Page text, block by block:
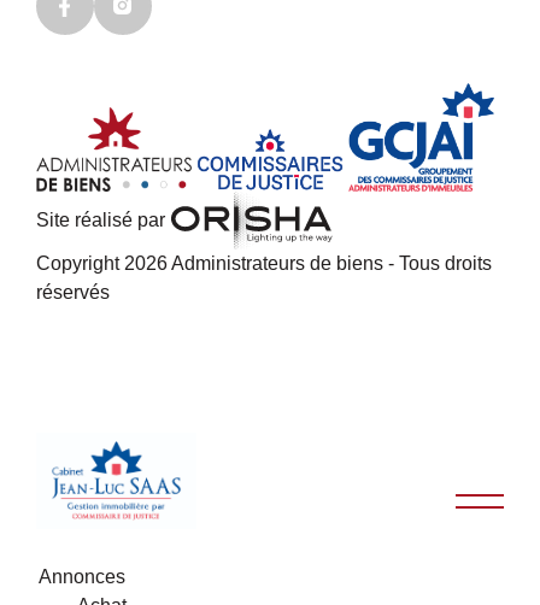
Site réalisé par
Copyright 2026 Administrateurs de biens - Tous droits
réservés
Annonces